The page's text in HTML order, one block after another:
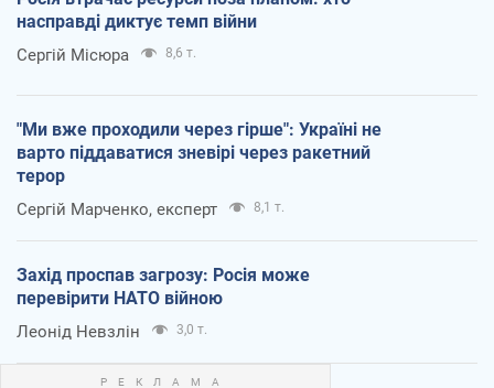
насправді диктує темп війни
Сергій Місюра 8,6 т.
"Ми вже проходили через гірше": Україні не
варто піддаватися зневірі через ракетний
терор
Сергій Марченко, експерт 8,1 т.
Захід проспав загрозу: Росія може
перевірити НАТО війною
Леонід Невзлін 3,0 т.